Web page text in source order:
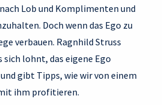
Lob und Komplimenten und
Doch wenn das Ego zu
verbauen. Ragnhild Struss
lohnt, das eigene Ego
gibt Tipps, wie wir von einem
ihm profitieren.